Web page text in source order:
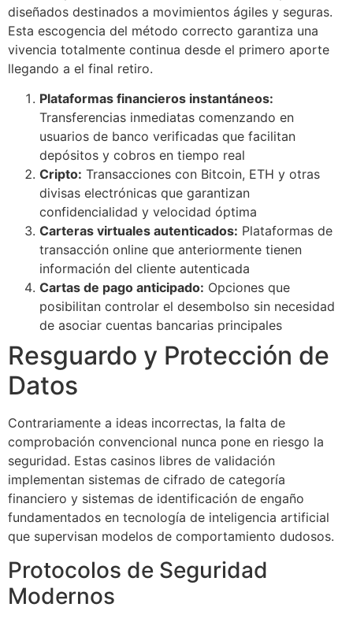
diseñados destinados a movimientos ágiles y seguras.
Esta escogencia del método correcto garantiza una
vivencia totalmente continua desde el primero aporte
llegando a el final retiro.
Plataformas financieros instantáneos:
Transferencias inmediatas comenzando en
usuarios de banco verificadas que facilitan
depósitos y cobros en tiempo real
Cripto: Transacciones con Bitcoin, ETH y otras
divisas electrónicas que garantizan
confidencialidad y velocidad óptima
Carteras virtuales autenticados: Plataformas de
transacción online que anteriormente tienen
información del cliente autenticada
Cartas de pago anticipado: Opciones que
posibilitan controlar el desembolso sin necesidad
de asociar cuentas bancarias principales
Resguardo y Protección de
Datos
Contrariamente a ideas incorrectas, la falta de
comprobación convencional nunca pone en riesgo la
seguridad. Estas casinos libres de validación
implementan sistemas de cifrado de categoría
financiero y sistemas de identificación de engaño
fundamentados en tecnología de inteligencia artificial
que supervisan modelos de comportamiento dudosos.
Protocolos de Seguridad
Modernos